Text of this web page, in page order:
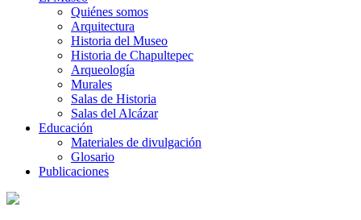
Quiénes somos
Arquitectura
Historia del Museo
Historia de Chapultepec
Arqueología
Murales
Salas de Historia
Salas del Alcázar
Educación
Materiales de divulgación
Glosario
Publicaciones